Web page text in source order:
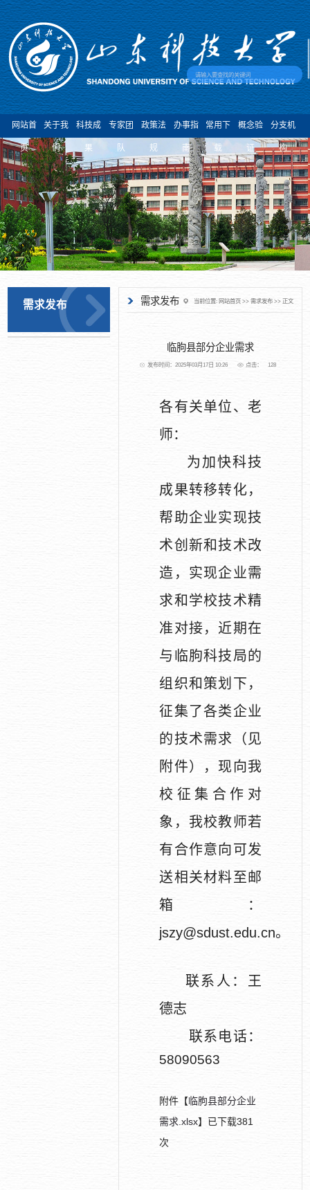
网站首
页
关于我
们
科技成
果
专家团
队
政策法
规
办事指
南
常用下
载
概念验
证
分支机
构
需求发布 需求发布 当前位置: 网站首页>> 需求发布>> 正文
临朐县部分企业需求
发布时间：2025年03月17日 10:26 点击： 128
各有关单位、老
师：
为加快科技
成果转移转化，
帮助企业实现技
术创新和技术改
造，实现企业需
求和学校技术精
准对接，近期在
与临朐科技局的
组织和策划下，
征集了各类企业
的技术需求 （见
附件）
，现向我
校征集合作对
象， 我校教师若
有合作意向可发
送相关材料至邮
箱：
jszy@sdust.edu.cn。
联系人：王
德志
联系电话：
58090563
附件【临朐县部分企业
需求.xlsx】已下载381
次